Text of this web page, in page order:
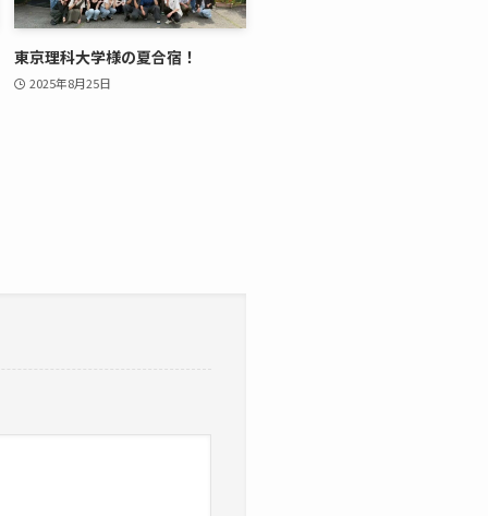
東京理科大学様の夏合宿！
2025年8月25日